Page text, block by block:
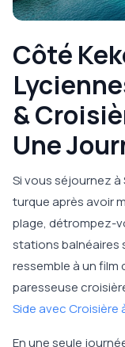
Côté
&
Une
Si vous séjournez à
turque après avoir
plage, détrompez-
stations balnéaires
ressemble à un film
paresseuse
Side avec Croisière
En une seule